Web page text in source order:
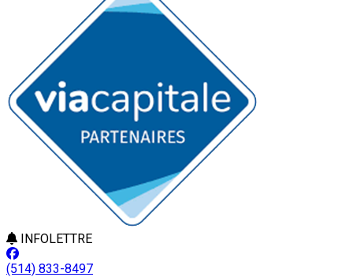
INFOLETTRE
(514) 833-8497